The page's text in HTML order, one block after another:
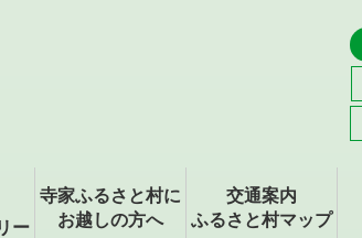
ー
寺家ふるさと村に
お越しの方へ
交通案内
ふるさと村マップ